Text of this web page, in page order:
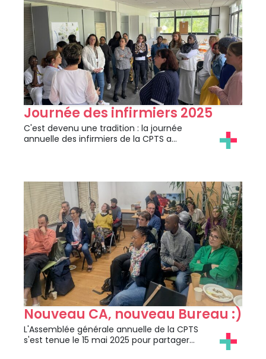
Journée des infirmiers 2025
C'est devenu une tradition : la journée
annuelle des infirmiers de la CPTS a…
Nouveau CA, nouveau Bureau :)
L'Assemblée générale annuelle de la CPTS
s'est tenue le 15 mai 2025 pour partager…